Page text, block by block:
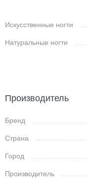
Искусственные ногти
Натуральные ногти
Производитель
Бренд
Страна
Город
Производитель